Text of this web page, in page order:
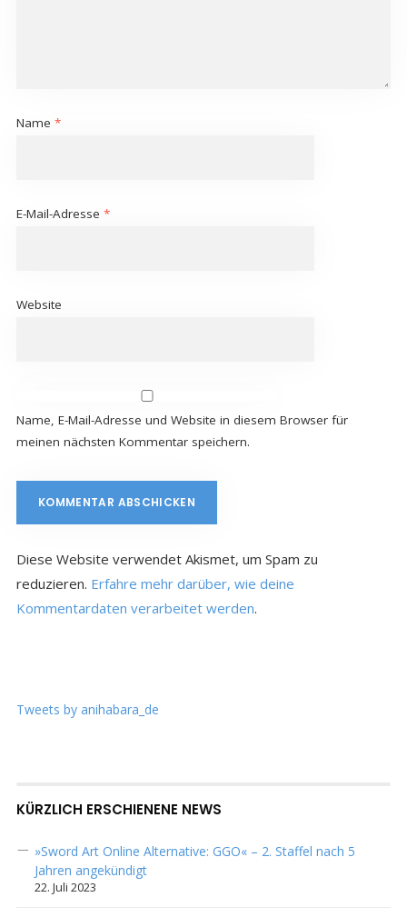
Name *
E-Mail-Adresse *
Website
Name, E-Mail-Adresse und Website in diesem Browser für
meinen nächsten Kommentar speichern.
Diese Website verwendet Akismet, um Spam zu
reduzieren. Erfahre mehr darüber, wie deine
Kommentardaten verarbeitet werden.
Tweets by anihabara_de
KÜRZLICH ERSCHIENENE NEWS
»Sword Art Online Alternative: GGO« – 2. Staffel nach 5
Jahren angekündigt
22. Juli 2023